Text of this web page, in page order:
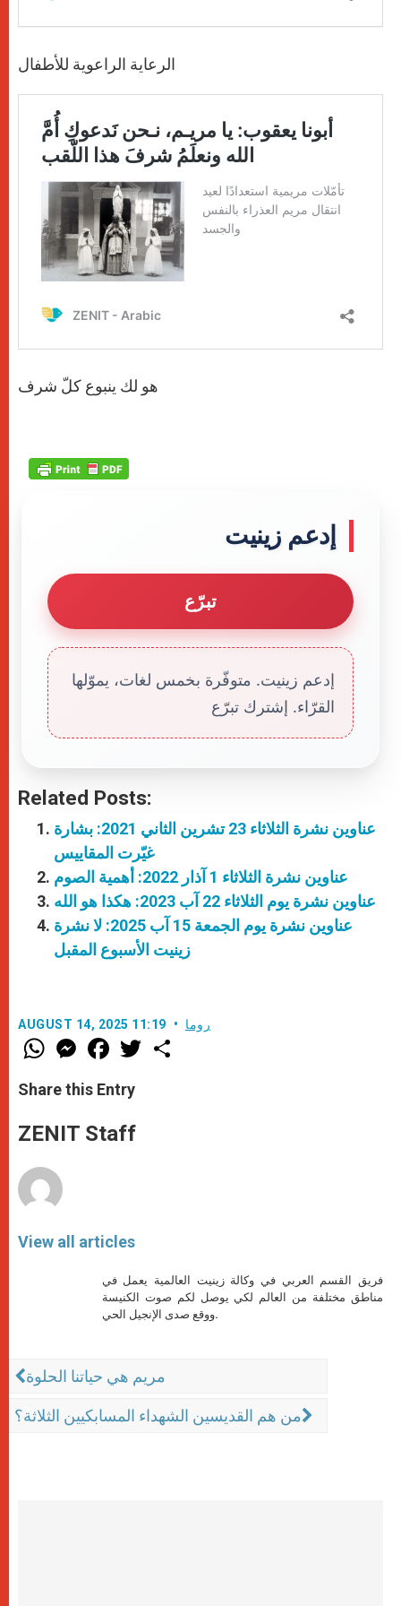
الرعاية الراعوية للأطفال
هو لك ينبوع كلّ شرف
إدعم زينيت
تبرّع
إدعم زينيت. متوفّرة بخمس لغات، يموّلها
القرّاء. إشترك تبرّع
Related Posts:
عناوين نشرة الثلاثاء 23 تشرين الثاني 2021: بشارة
غيّرت المقاييس
عناوين نشرة الثلاثاء 1 آذار 2022: أهمية الصوم
عناوين نشرة يوم الثلاثاء 22 آب 2023: هكذا هو الله
عناوين نشرة يوم الجمعة 15 آب 2025: لا نشرة
زينيت الأسبوع المقبل
AUGUST 14, 2025 11:19 روما
W
h
t
s
p
p
M
e
s
e
g
e
F
a
e
b
o
k
w
Share this Entry
ZENIT Staff
View all articles
فريق القسم العربي في وكالة زينيت العالمية يعمل في
مناطق مختلفة من العالم لكي يوصل لكم صوت الكنيسة
ووقع صدى الإنجيل الحي.
مريم هي حياتنا الحلوة
من هم القديسين الشهداء المسابكيين الثلاثة؟